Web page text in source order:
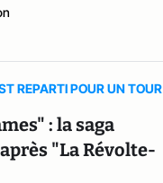
REPARTI POUR UN TOUR
: la saga
"La Révolte-